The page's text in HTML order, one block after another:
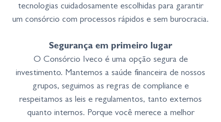
tecnologias cuidadosamente escolhidas para garantir
um consórcio com processos rápidos e sem burocracia.
Segurança em primeiro lugar
O Consórcio Iveco é uma opção segura de
investimento. Mantemos a saúde financeira de nossos
grupos, seguimos as regras de compliance e
respeitamos as leis e regulamentos, tanto externos
quanto internos. Porque você merece a melhor